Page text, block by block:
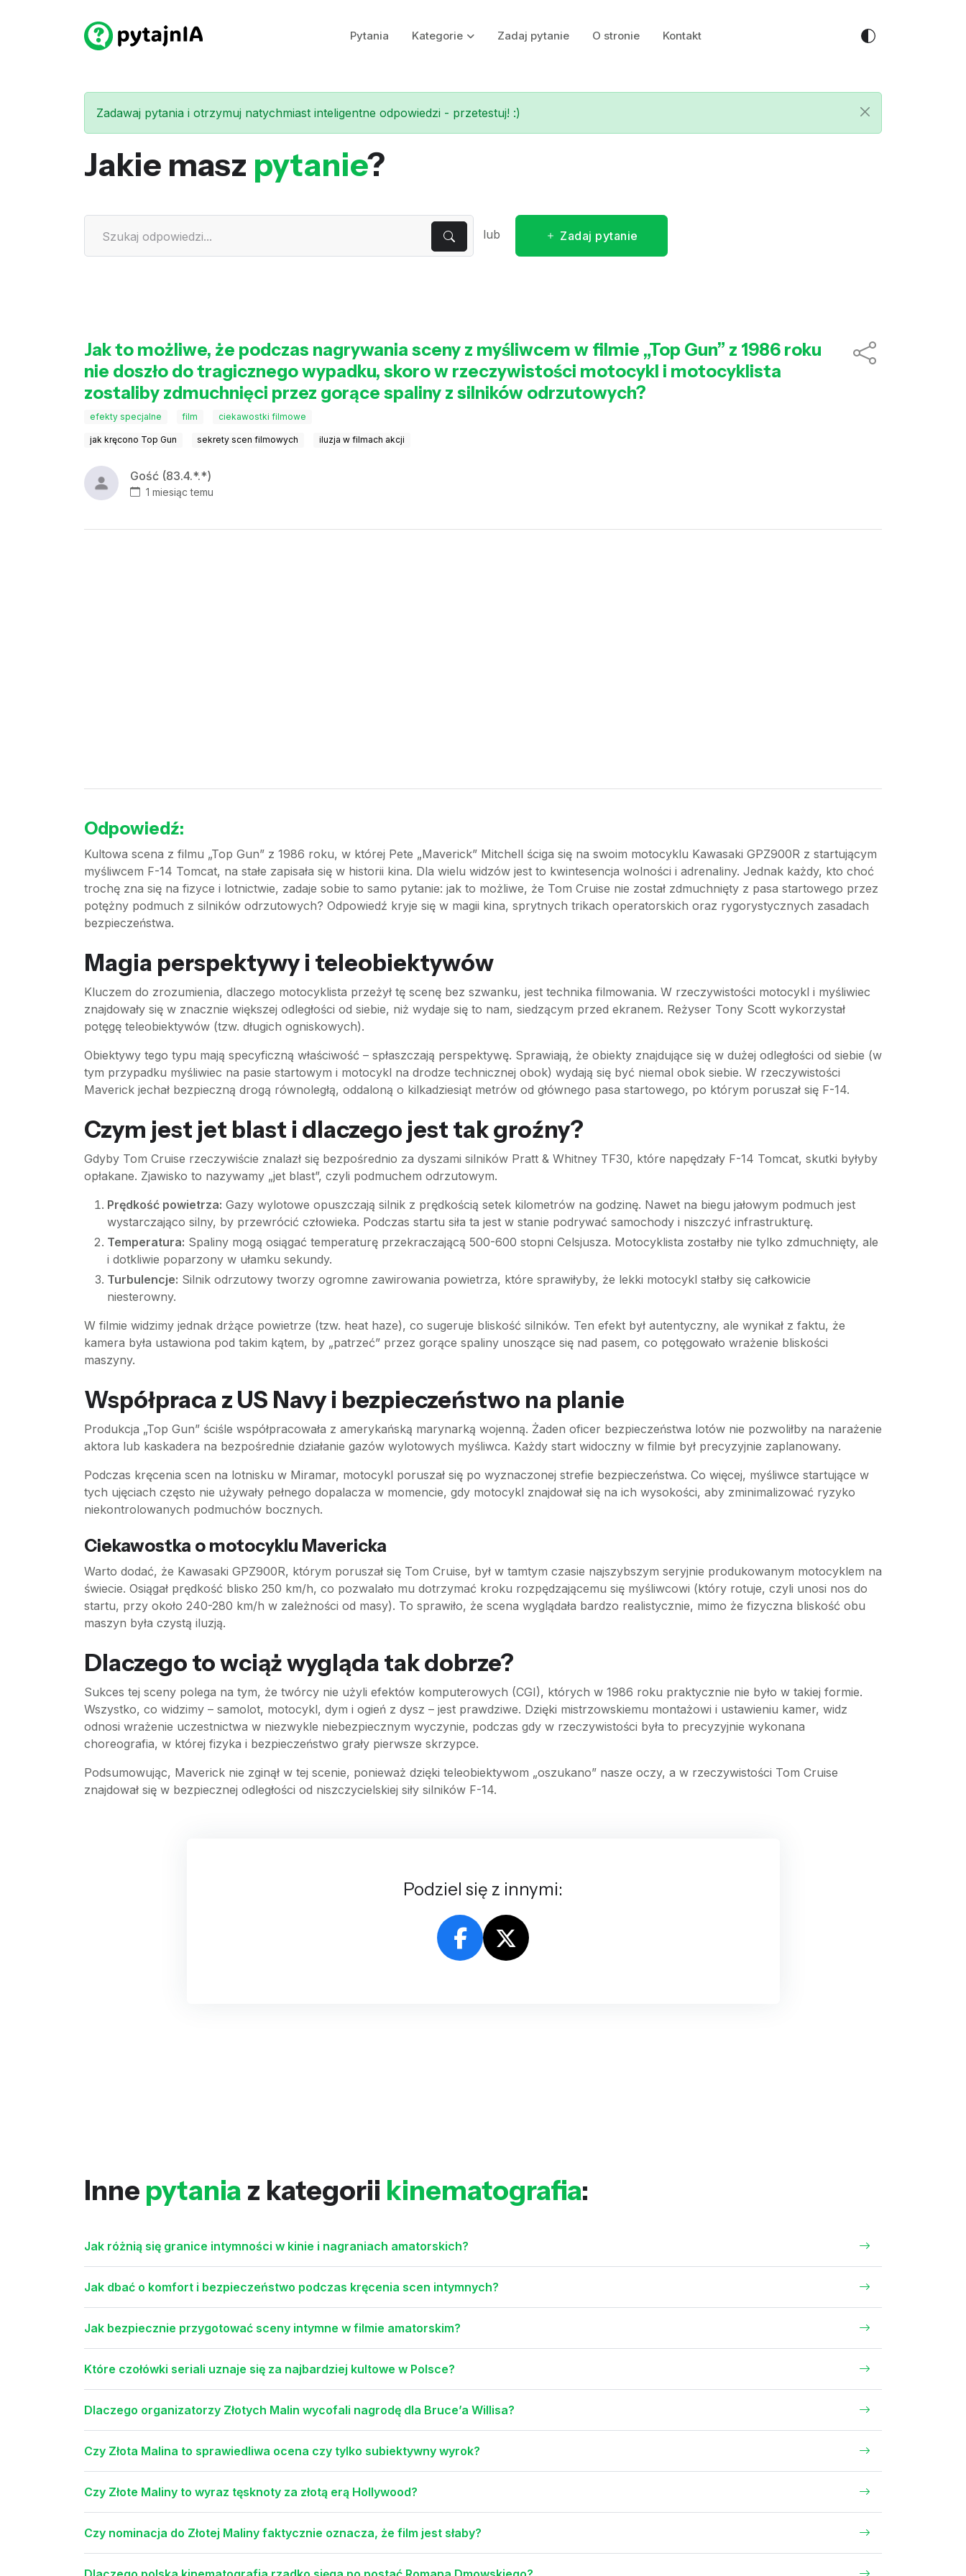
Pytania Kategorie Zadaj pytanie O stronie Kontakt
Zadawaj pytania i otrzymuj natychmiast inteligentne odpowiedzi - przetestuj! :)
Jakie masz pytanie?
lub Zadaj pytanie
Jak to możliwe, że podczas nagrywania sceny z myśliwcem w filmie „Top Gun” z 1986 roku
nie doszło do tragicznego wypadku, skoro w rzeczywistości motocykl i motocyklista
zostaliby zdmuchnięci przez gorące spaliny z silników odrzutowych?
efekty specjalne film ciekawostki filmowe
jak kręcono Top Gun sekrety scen filmowych iluzja w filmach akcji
Gość (83.4.*.*)
1 miesiąc temu
Odpowiedź:
Kultowa scena z filmu „Top Gun” z 1986 roku, w której Pete „Maverick” Mitchell ściga się na swoim motocyklu Kawasaki GPZ900R z startującym
myśliwcem F-14 Tomcat, na stałe zapisała się w historii kina. Dla wielu widzów jest to kwintesencja wolności i adrenaliny. Jednak każdy, kto choć
trochę zna się na fizyce i lotnictwie, zadaje sobie to samo pytanie: jak to możliwe, że Tom Cruise nie został zdmuchnięty z pasa startowego przez
potężny podmuch z silników odrzutowych? Odpowiedź kryje się w magii kina, sprytnych trikach operatorskich oraz rygorystycznych zasadach
bezpieczeństwa.
Magia perspektywy i teleobiektywów
Kluczem do zrozumienia, dlaczego motocyklista przeżył tę scenę bez szwanku, jest technika filmowania. W rzeczywistości motocykl i myśliwiec
znajdowały się w znacznie większej odległości od siebie, niż wydaje się to nam, siedzącym przed ekranem. Reżyser Tony Scott wykorzystał
potęgę teleobiektywów (tzw. długich ogniskowych).
Obiektywy tego typu mają specyficzną właściwość – spłaszczają perspektywę. Sprawiają, że obiekty znajdujące się w dużej odległości od siebie (w
tym przypadku myśliwiec na pasie startowym i motocykl na drodze technicznej obok) wydają się być niemal obok siebie. W rzeczywistości
Maverick jechał bezpieczną drogą równoległą, oddaloną o kilkadziesiąt metrów od głównego pasa startowego, po którym poruszał się F-14.
Czym jest jet blast i dlaczego jest tak groźny?
Gdyby Tom Cruise rzeczywiście znalazł się bezpośrednio za dyszami silników Pratt & Whitney TF30, które napędzały F-14 Tomcat, skutki byłyby
opłakane. Zjawisko to nazywamy „jet blast”, czyli podmuchem odrzutowym.
Prędkość powietrza: Gazy wylotowe opuszczają silnik z prędkością setek kilometrów na godzinę. Nawet na biegu jałowym podmuch jest
wystarczająco silny, by przewrócić człowieka. Podczas startu siła ta jest w stanie podrywać samochody i niszczyć infrastrukturę.
Temperatura: Spaliny mogą osiągać temperaturę przekraczającą 500-600 stopni Celsjusza. Motocyklista zostałby nie tylko zdmuchnięty, ale
i dotkliwie poparzony w ułamku sekundy.
Turbulencje: Silnik odrzutowy tworzy ogromne zawirowania powietrza, które sprawiłyby, że lekki motocykl stałby się całkowicie
niesterowny.
W filmie widzimy jednak drżące powietrze (tzw. heat haze), co sugeruje bliskość silników. Ten efekt był autentyczny, ale wynikał z faktu, że
kamera była ustawiona pod takim kątem, by „patrzeć” przez gorące spaliny unoszące się nad pasem, co potęgowało wrażenie bliskości
maszyny.
Współpraca z US Navy i bezpieczeństwo na planie
Produkcja „Top Gun” ściśle współpracowała z amerykańską marynarką wojenną. Żaden oficer bezpieczeństwa lotów nie pozwoliłby na narażenie
aktora lub kaskadera na bezpośrednie działanie gazów wylotowych myśliwca. Każdy start widoczny w filmie był precyzyjnie zaplanowany.
Podczas kręcenia scen na lotnisku w Miramar, motocykl poruszał się po wyznaczonej strefie bezpieczeństwa. Co więcej, myśliwce startujące w
tych ujęciach często nie używały pełnego dopalacza w momencie, gdy motocykl znajdował się na ich wysokości, aby zminimalizować ryzyko
niekontrolowanych podmuchów bocznych.
Ciekawostka o motocyklu Mavericka
Warto dodać, że Kawasaki GPZ900R, którym poruszał się Tom Cruise, był w tamtym czasie najszybszym seryjnie produkowanym motocyklem na
świecie. Osiągał prędkość blisko 250 km/h, co pozwalało mu dotrzymać kroku rozpędzającemu się myśliwcowi (który rotuje, czyli unosi nos do
startu, przy około 240-280 km/h w zależności od masy). To sprawiło, że scena wyglądała bardzo realistycznie, mimo że fizyczna bliskość obu
maszyn była czystą iluzją.
Dlaczego to wciąż wygląda tak dobrze?
Sukces tej sceny polega na tym, że twórcy nie użyli efektów komputerowych (CGI), których w 1986 roku praktycznie nie było w takiej formie.
Wszystko, co widzimy – samolot, motocykl, dym i ogień z dysz – jest prawdziwe. Dzięki mistrzowskiemu montażowi i ustawieniu kamer, widz
odnosi wrażenie uczestnictwa w niezwykle niebezpiecznym wyczynie, podczas gdy w rzeczywistości była to precyzyjnie wykonana
choreografia, w której fizyka i bezpieczeństwo grały pierwsze skrzypce.
Podsumowując, Maverick nie zginął w tej scenie, ponieważ dzięki teleobiektywom „oszukano” nasze oczy, a w rzeczywistości Tom Cruise
znajdował się w bezpiecznej odległości od niszczycielskiej siły silników F-14.
Podziel się z innymi:
Inne pytania z kategorii kinematografia:
Jak różnią się granice intymności w kinie i nagraniach amatorskich?
Jak dbać o komfort i bezpieczeństwo podczas kręcenia scen intymnych?
Jak bezpiecznie przygotować sceny intymne w filmie amatorskim?
Które czołówki seriali uznaje się za najbardziej kultowe w Polsce?
Dlaczego organizatorzy Złotych Malin wycofali nagrodę dla Bruce’a Willisa?
Czy Złota Malina to sprawiedliwa ocena czy tylko subiektywny wyrok?
Czy Złote Maliny to wyraz tęsknoty za złotą erą Hollywood?
Czy nominacja do Złotej Maliny faktycznie oznacza, że film jest słaby?